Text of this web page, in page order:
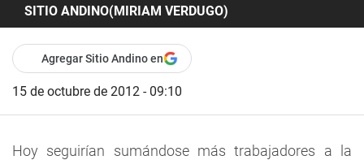
SITIO ANDINO(MIRIAM VERDUGO)
Agregar Sitio Andino en
15 de octubre de 2012 - 09:10
Hoy seguirían sumándose más trabajadores a la